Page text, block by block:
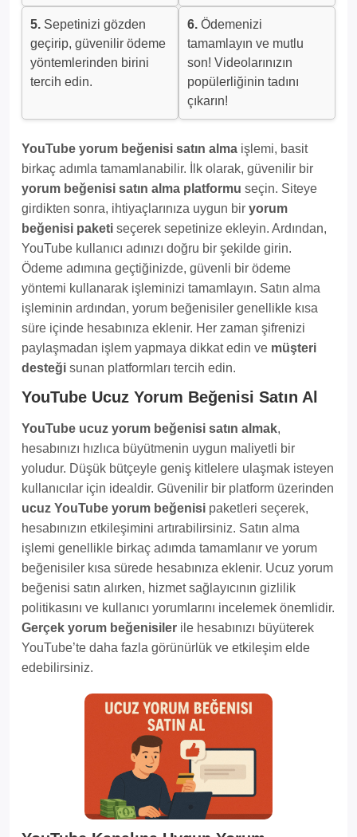
5. Sepetinizi gözden
geçirip, güvenilir ödeme
yöntemlerinden birini
tercih edin.
6. Ödemenizi
tamamlayın ve mutlu
son! Videolarınızın
popülerliğinin tadını
çıkarın!
YouTube yorum beğenisi satın alma işlemi, basit
birkaç adımla tamamlanabilir. İlk olarak, güvenilir bir
yorum beğenisi satın alma platformu seçin. Siteye
girdikten sonra, ihtiyaçlarınıza uygun bir yorum
beğenisi paketi seçerek sepetinize ekleyin. Ardından,
YouTube kullanıcı adınızı doğru bir şekilde girin.
Ödeme adımına geçtiğinizde, güvenli bir ödeme
yöntemi kullanarak işleminizi tamamlayın. Satın alma
işleminin ardından, yorum beğenisiler genellikle kısa
süre içinde hesabınıza eklenir. Her zaman şifrenizi
paylaşmadan işlem yapmaya dikkat edin ve müşteri
desteği sunan platformları tercih edin.
YouTube Ucuz Yorum Beğenisi Satın Al
YouTube ucuz yorum beğenisi satın almak,
hesabınızı hızlıca büyütmenin uygun maliyetli bir
yoludur. Düşük bütçeyle geniş kitlelere ulaşmak isteyen
kullanıcılar için idealdir. Güvenilir bir platform üzerinden
ucuz YouTube yorum beğenisi paketleri seçerek,
hesabınızın etkileşimini artırabilirsiniz. Satın alma
işlemi genellikle birkaç adımda tamamlanır ve yorum
beğenisiler kısa sürede hesabınıza eklenir. Ucuz yorum
beğenisi satın alırken, hizmet sağlayıcının gizlilik
politikasını ve kullanıcı yorumlarını incelemek önemlidir.
Gerçek yorum beğenisiler ile hesabınızı büyüterek
YouTube’te daha fazla görünürlük ve etkileşim elde
edebilirsiniz.